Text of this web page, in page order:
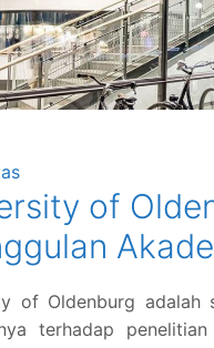
of
of Oldenburg adalah
terhadap